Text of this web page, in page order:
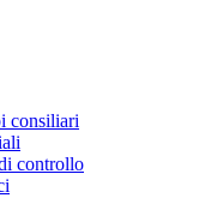
consiliari
controllo